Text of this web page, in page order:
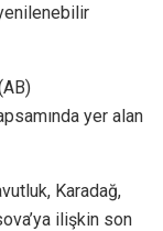
yer alan
Karadağ,
ilişkin son